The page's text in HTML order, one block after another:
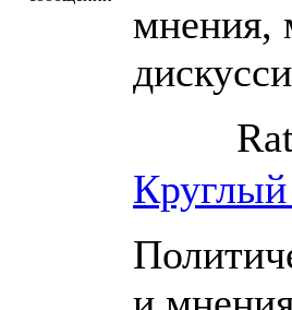
мнения,
Круглый